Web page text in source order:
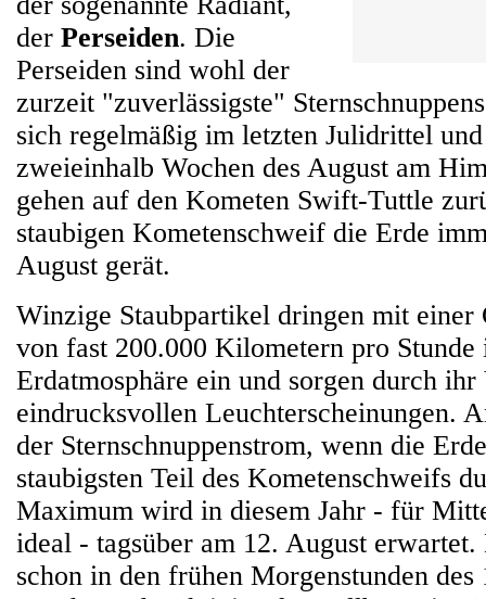
der Perseiden. Die
Perseiden sind wohl der
zurzeit "zuverlässigste"
sich regelmäßig im letzten Julidrittel
zweieinhalb Wochen des August am
gehen auf den Kometen Swift-Tuttle
staubigen Kometenschweif die Erde
August gerät.
Winzige Staubpartikel dringen mit einer
von fast 200.000 Kilometern pro Stunde
Erdatmosphäre ein und sorgen durch
eindrucksvollen Leuchterscheinungen.
der Sternschnuppenstrom, wenn die
staubigsten Teil des Kometenschweifs
Maximum wird in diesem Jahr - für
ideal - tagsüber am 12. August
schon in den frühen Morgenstunden des